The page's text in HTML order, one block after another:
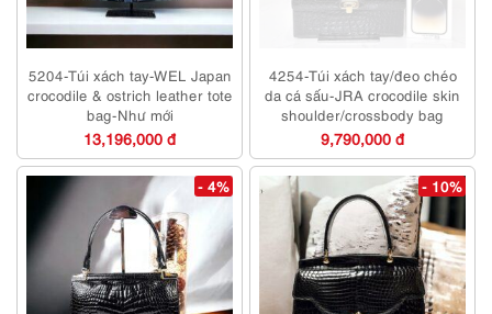
5204-Túi xách tay-WEL Japan
crocodile & ostrich leather tote
bag-Như mới
13,196,000 đ
4254-Túi xách tay/đeo chéo
da cá sấu-JRA crocodile skin
shoulder/crossbody bag
9,790,000 đ
- 4% - 10%